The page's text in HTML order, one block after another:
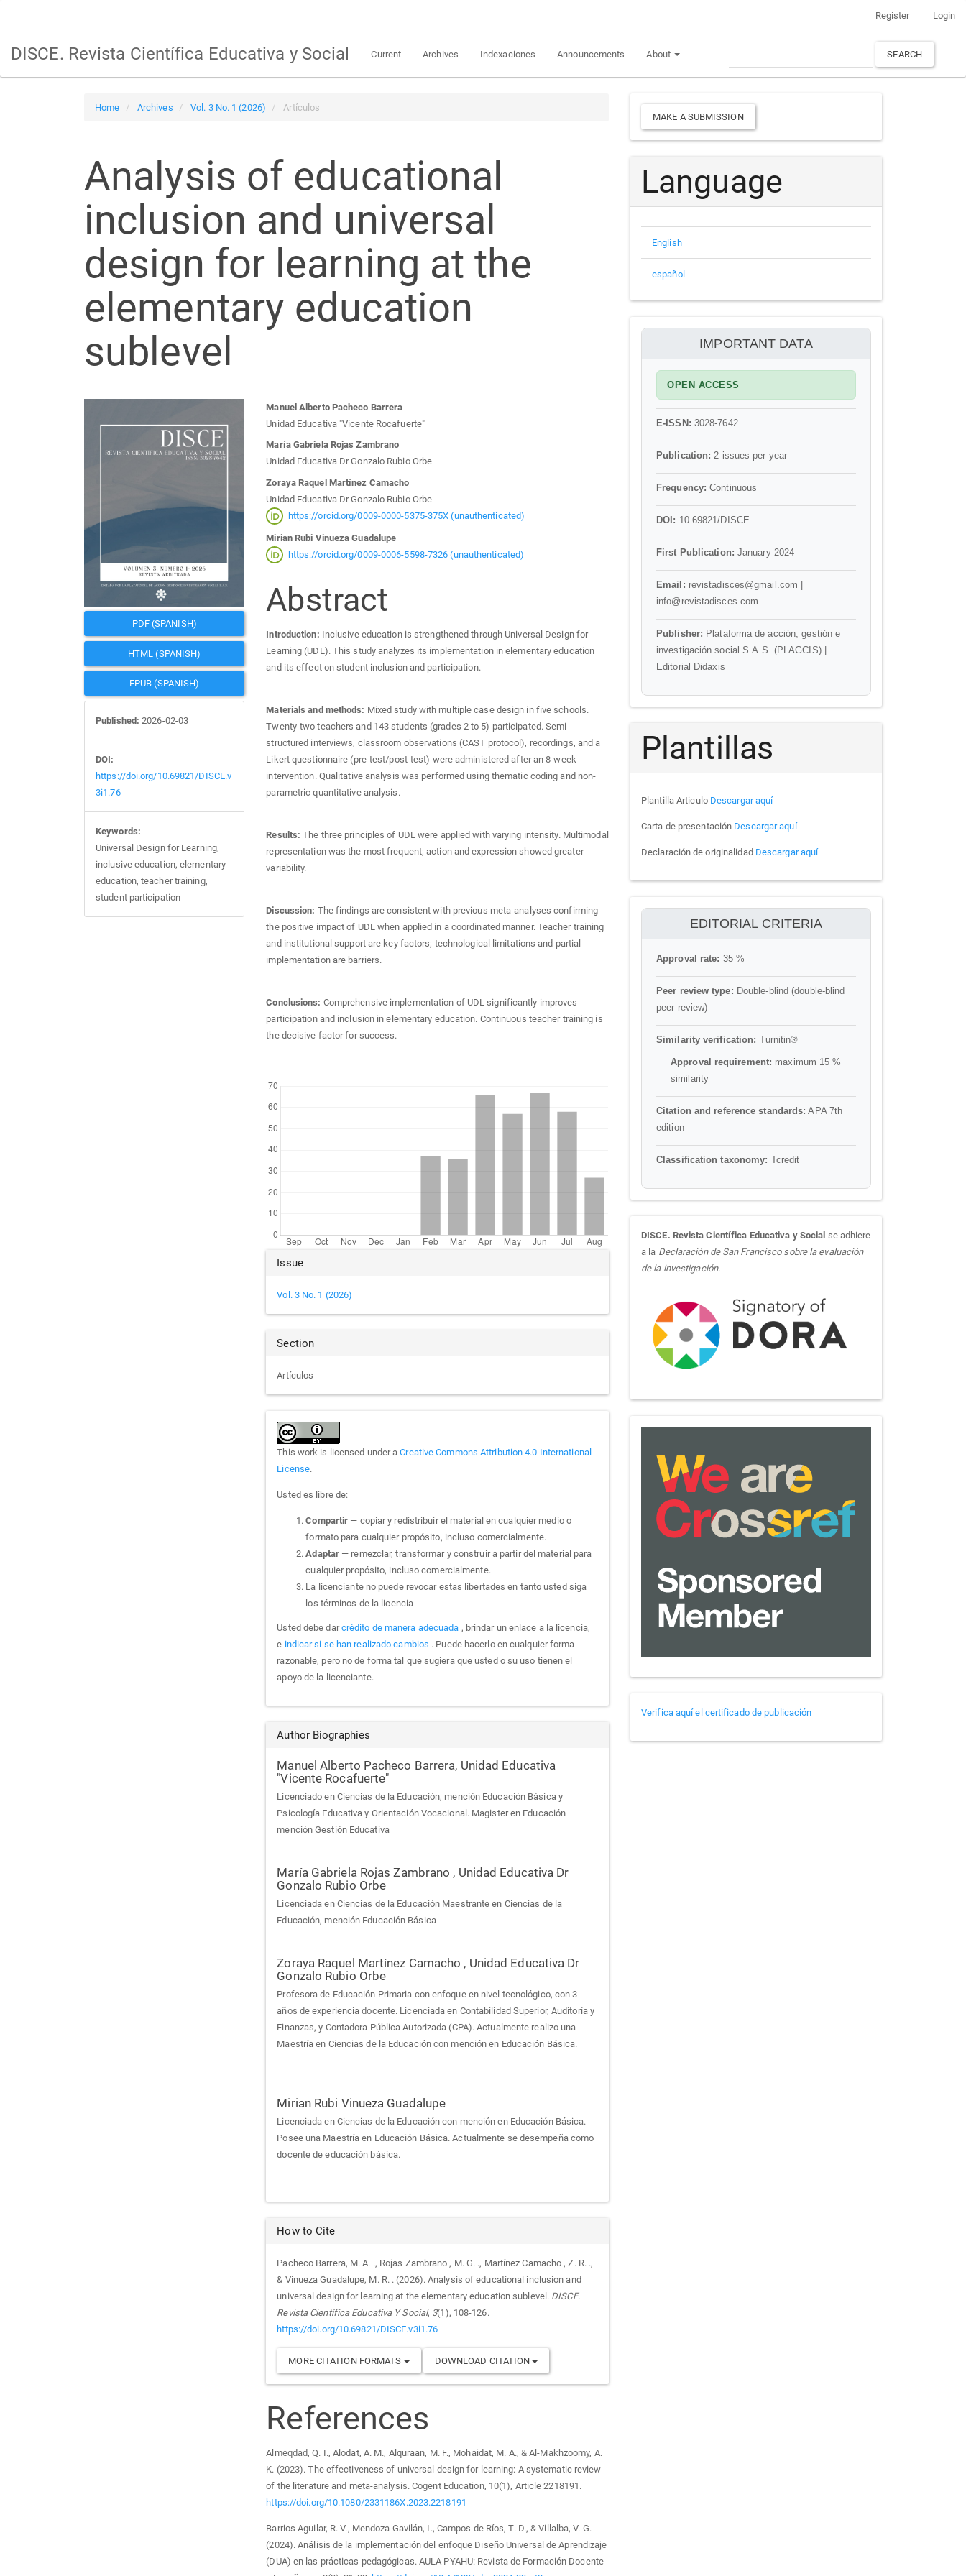
Content
Register Login
DISCE. Revista Científica Educativa y Social Current Archives Indexaciones Announcements About SEARCH
Home Archives Vol. 3 No. 1 (2026) Artículos
Analysis of educational
inclusion and universal
design for learning at the
elementary education
sublevel
Article
Sidebar
PDF (SPANISH)
HTML (SPANISH)
EPUB (SPANISH)
Published:2026-02-03
DOI:
https://doi.org/10.69821/DISCE.v
3i1.76
Keywords:
Universal Design for Learning,
inclusive education, elementary
education, teacher training,
student participation
Main
Article
Content
Manuel Alberto Pacheco Barrera
Unidad Educativa "Vicente Rocafuerte"
María Gabriela Rojas Zambrano
Unidad Educativa Dr Gonzalo Rubio Orbe
Zoraya Raquel Martínez Camacho
Unidad Educativa Dr Gonzalo Rubio Orbe
https://orcid.org/0009-0000-5375-375X (unauthenticated)
Mirian Rubi Vinueza Guadalupe
https://orcid.org/0009-0006-5598-7326 (unauthenticated)
Abstract
Introduction: Inclusive education is strengthened through Universal Design for
Learning (UDL). This study analyzes its implementation in elementary education
and its effect on student inclusion and participation.
Materials and methods: Mixed study with multiple case design in five schools.
Twenty-two teachers and 143 students (grades 2 to 5) participated. Semi-
structured interviews, classroom observations (CAST protocol), recordings, and a
Likert questionnaire (pre-test/post-test) were administered after an 8-week
intervention. Qualitative analysis was performed using thematic coding and non-
parametric quantitative analysis.
Results:The three principles of UDL were applied with varying intensity. Multimodal
representation was the most frequent; action and expression showed greater
variability.
Discussion: The findings are consistent with previous meta-analyses confirming
the positive impact of UDL when applied in a coordinated manner. Teacher training
and institutional support are key factors; technological limitations and partial
implementation are barriers.
Conclusions: Comprehensive implementation of UDL significantly improves
participation and inclusion in elementary education. Continuous teacher training is
the decisive factor for success.
Article
Details
Issue
Vol. 3 No. 1 (2026)
Section
Artículos
This work is licensed under aCreative Commons Attribution 4.0 International
License.
Usted es libre de:
Compartir — copiar y redistribuir el material en cualquier medio o
formato para cualquier propósito, incluso comercialmente.
Adaptar — remezclar, transformar y construir a partir del material para
cualquier propósito, incluso comercialmente.
La licenciante no puede revocar estas libertades en tanto usted siga
los términos de la licencia
Usted debe darcrédito de manera adecuada , brindar un enlace a la licencia,
e indicar si se han realizado cambios . Puede hacerlo en cualquier forma
razonable, pero no de forma tal que sugiera que usted o su uso tienen el
apoyo de la licenciante.
Author Biographies
Manuel Alberto Pacheco Barrera, Unidad Educativa
"Vicente Rocafuerte"
Licenciado en Ciencias de la Educación, mención Educación Básica y
Psicología Educativa y Orientación Vocacional. Magister en Educación
mención Gestión Educativa
María Gabriela Rojas Zambrano , Unidad Educativa Dr
Gonzalo Rubio Orbe
Licenciada en Ciencias de la Educación Maestrante en Ciencias de la
Educación, mención Educación Básica
Zoraya Raquel Martínez Camacho , Unidad Educativa Dr
Gonzalo Rubio Orbe
Profesora de Educación Primaria con enfoque en nivel tecnológico, con 3
años de experiencia docente. Licenciada en Contabilidad Superior, Auditoría y
Finanzas, y Contadora Pública Autorizada (CPA). Actualmente realizo una
Maestría en Ciencias de la Educación con mención en Educación Básica.
Mirian Rubi Vinueza Guadalupe
Licenciada en Ciencias de la Educación con mención en Educación Básica.
Posee una Maestría en Educación Básica. Actualmente se desempeña como
docente de educación básica.
How to Cite
Pacheco Barrera, M. A. ., Rojas Zambrano , M. G. ., Martínez Camacho , Z. R. .,
& Vinueza Guadalupe, M. R. . (2026). Analysis of educational inclusion and
universal design for learning at the elementary education sublevel. DISCE.
Revista Científica Educativa Y Social, 3(1), 108-126.
https://doi.org/10.69821/DISCE.v3i1.76
MORE CITATION FORMATS DOWNLOAD CITATION
References
Almeqdad, Q. I., Alodat, A. M., Alquraan, M. F., Mohaidat, M. A., & Al-Makhzoomy, A.
K. (2023). The effectiveness of universal design for learning: A systematic review
of the literature and meta-analysis. Cogent Education, 10(1), Article 2218191.
https://doi.org/10.1080/2331186X.2023.2218191
Barrios Aguilar, R. V., Mendoza Gavilán, I., Campos de Ríos, T. D., & Villalba, V. G.
(2024). Análisis de la implementación del enfoque Diseño Universal de Aprendizaje
(DUA) en las prácticas pedagógicas. AULA PYAHU: Revista de Formación Docente
Make
a
Submission
MAKE A SUBMISSION
Language
English
español
información
IMPORTANT DATA
OPEN ACCESS
E-ISSN: 3028-7642
Publication: 2 issues per year
Frequency: Continuous
DOI: 10.69821/DISCE
First Publication: January 2024
Email: revistadisces@gmail.com |
info@revistadisces.com
Publisher: Plataforma de acción, gestión e
investigación social S.A.S. (PLAGCIS) |
Editorial Didaxis
Plantillas
Plantilla Articulo Descargar aquí
Carta de presentación Descargar aquí
Declaración de originalidad Descargar aquí
ithenticate
EDITORIAL CRITERIA
Approval rate: 35 %
Peer review type: Double-blind (double-blind
peer review)
Similarity verification: Turnitin®
Approval requirement: maximum 15 %
similarity
Citation and reference standards: APA 7th
edition
Classification taxonomy: Tcredit
sora
DISCE. Revista Científica Educativa y Social se adhiere
a la Declaración de San Francisco sobre la evaluación
de la investigación.
are-
crossref
Verificador
de
Verifica aquí el certificado de publicación